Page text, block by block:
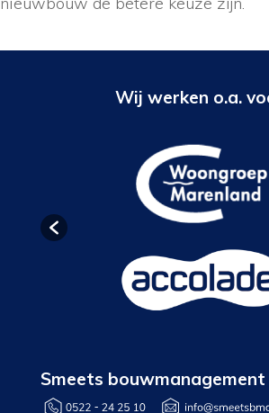
Wij werken o.a.
Smeets bouwmanagement